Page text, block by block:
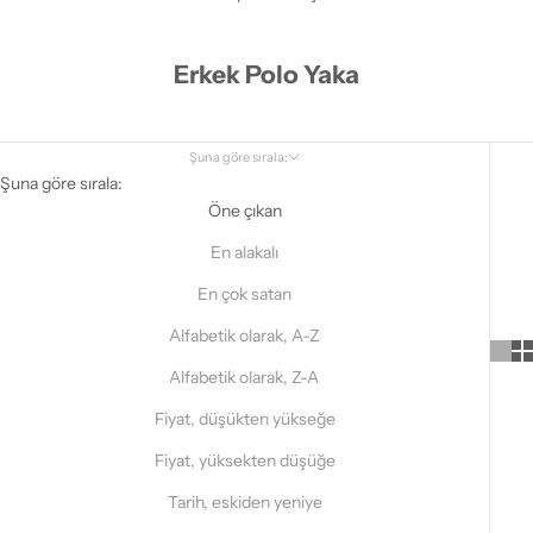
Erkek Polo Yaka
Şuna göre sırala:
Şuna göre sırala:
Öne çıkan
En alakalı
En çok satan
Alfabetik olarak, A-Z
Alfabetik olarak, Z-A
Fiyat, düşükten yükseğe
Fiyat, yüksekten düşüğe
Tarih, eskiden yeniye